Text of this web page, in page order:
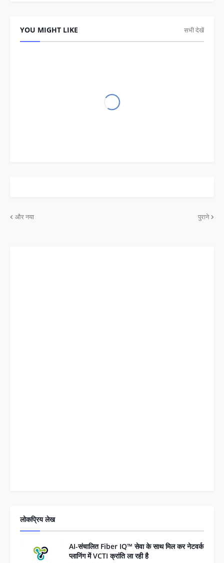
YOU MIGHT LIKE सभी देखें
और नया पुराने
लोकप्रिय लेख
AI-संचालित Fiber IQ™ सेवा के साथ मिल कर नेटवर्क
प्लानिंग में VCTI क्रांति ला रही है